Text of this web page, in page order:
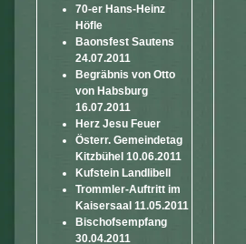
70-er Hans-Heinz
Höfle
Baonsfest Sautens
24.07.2011
Begräbnis von Otto
von Habsburg
16.07.2011
Herz Jesu Feuer
Österr. Gemeindetag
Kitzbühel 10.06.2011
Kufstein Landlibell
Trommler-Auftritt im
Kaisersaal 11.05.2011
Bischofsempfang
30.04.2011